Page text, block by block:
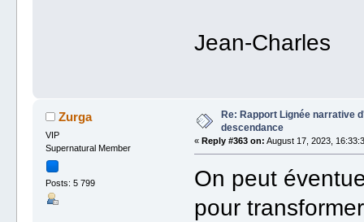
Jean-Charles
Zurga
VIP
Supernatural Member
Posts: 5 799
Re: Rapport Lignée narrative
descendance
« Reply #363 on: August 17, 2023,
On peut
pour